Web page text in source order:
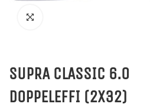
SUPRA CLASSIC 6.0
DOPPELEFFI (2X32)